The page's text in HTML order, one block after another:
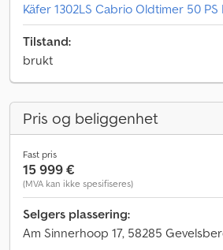
Käfer 1302LS Cabrio Oldtimer 50
Tilstand:
brukt
Pris og beliggenhet
Fast pris
15 999 €
(MVA kan ikke spesifiseres)
Selgers plassering:
Am Sinnerhoop 17, 58285